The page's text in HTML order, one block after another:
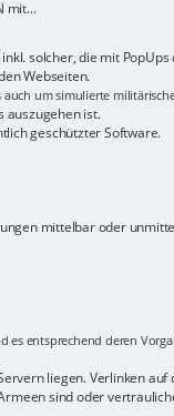
mit...
solcher, die mit
Webseiten.
um simulierte
auszugehen ist.
geschützter Software.
mittelbar oder
entsprechend deren
liegen. Verlinken
sind oder